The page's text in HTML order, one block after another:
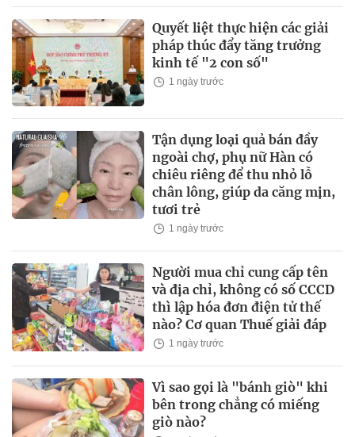
Quyết liệt thực hiện các giải
pháp thúc đẩy tăng trưởng
kinh tế "2 con số"
1 ngày trước
Tận dụng loại quả bán đầy
ngoài chợ, phụ nữ Hàn có
chiêu riêng để thu nhỏ lỗ
chân lông, giúp da căng mịn,
tươi trẻ
1 ngày trước
Người mua chỉ cung cấp tên
và địa chỉ, không có số CCCD
thì lập hóa đơn điện tử thế
nào? Cơ quan Thuế giải đáp
1 ngày trước
Vì sao gọi là "bánh giò" khi
bên trong chẳng có miếng
giò nào?